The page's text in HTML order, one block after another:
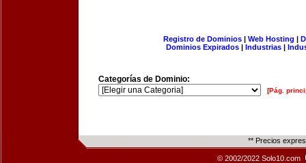
Registro de Dominios| Web Hosting |
Dominios Expirados | Industrias |
Categorías de Dominio:
[Pág.
** Precios
© 2002/2022 Solo10.com